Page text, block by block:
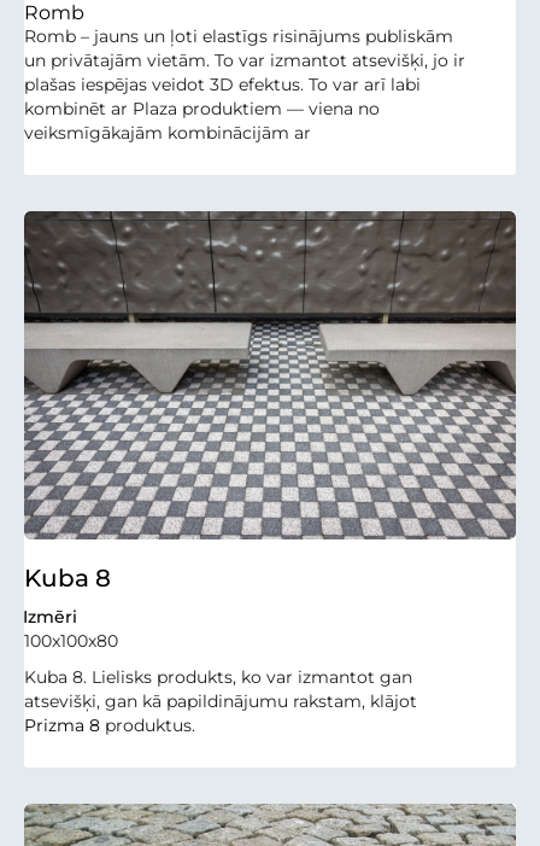
Romb
Romb – jauns un ļoti elastīgs risinājums publiskām
un privātajām vietām. To var izmantot atsevišķi, jo ir
plašas iespējas veidot 3D efektus. To var arī labi
kombinēt ar Plaza produktiem — viena no
veiksmīgākajām kombinācijām ar
Kuba 8
Izmēri
100x100x80
Kuba 8. Lielisks produkts, ko var izmantot gan
atsevišķi, gan kā papildinājumu rakstam, klājot
Prizma 8 produktus.